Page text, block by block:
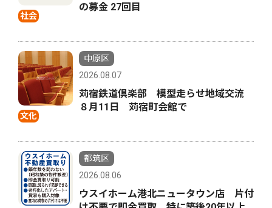
社会
の募金 27回目
文化
中原区
2026.08.07
苅宿鉄道倶楽部 模型走らせ地域交流
８月11日 苅宿町会館で
都筑区
2026.08.06
ウスイホーム港北ニュータウン店 片付